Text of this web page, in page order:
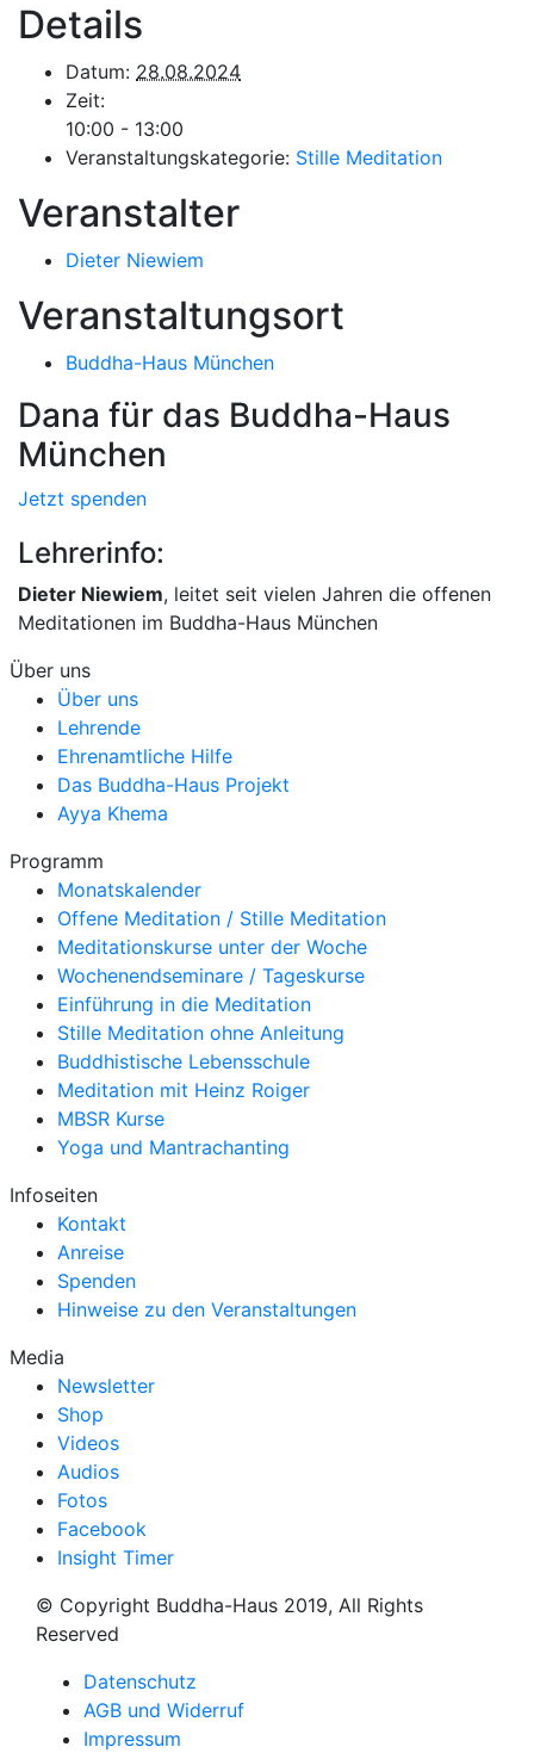
Details
Datum: 28.08.2024
Zeit:
10:00 - 13:00
Veranstaltungskategorie: Stille Meditation
Veranstalter
Dieter Niewiem
Veranstaltungsort
Buddha-Haus München
Dana für das Buddha-Haus
München
Jetzt spenden
Lehrerinfo:
Dieter Niewiem, leitet seit vielen Jahren die offenen
Meditationen im Buddha-Haus München
Über uns
Über uns
Lehrende
Ehrenamtliche Hilfe
Das Buddha-Haus Projekt
Ayya Khema
Programm
Monatskalender
Offene Meditation / Stille Meditation
Meditationskurse unter der Woche
Wochenendseminare / Tageskurse
Einführung in die Meditation
Stille Meditation ohne Anleitung
Buddhistische Lebensschule
Meditation mit Heinz Roiger
MBSR Kurse
Yoga und Mantrachanting
Infoseiten
Kontakt
Anreise
Spenden
Hinweise zu den Veranstaltungen
Media
Newsletter
Shop
Videos
Audios
Fotos
Facebook
Insight Timer
© Copyright Buddha-Haus 2019, All Rights
Reserved
Datenschutz
AGB und Widerruf
Impressum